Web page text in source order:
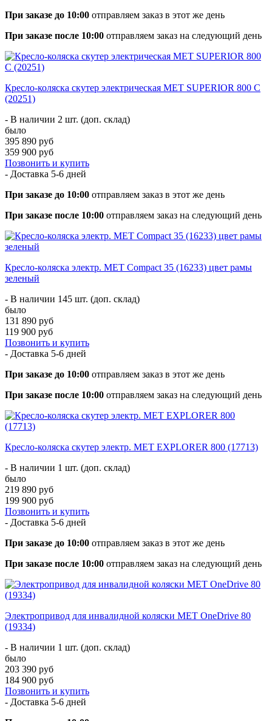
При заказе до 10:00 отправляем заказ в этот же день
При заказе после 10:00 отправляем заказ на следующий день
Кресло-коляска скутер электрическая MET SUPERIOR 800 C
(20251)
- В наличии 2 шт. (доп. склад)
было
395 890 руб
359 900 руб
Позвонить и купить
- Доставка 5-6 дней
При заказе до 10:00 отправляем заказ в этот же день
При заказе после 10:00 отправляем заказ на следующий день
Кресло-коляска электр. MET Compact 35 (16233) цвет рамы
зеленый
- В наличии 145 шт. (доп. склад)
было
131 890 руб
119 900 руб
Позвонить и купить
- Доставка 5-6 дней
При заказе до 10:00 отправляем заказ в этот же день
При заказе после 10:00 отправляем заказ на следующий день
Кресло-коляска скутер электр. MET EXPLORER 800 (17713)
- В наличии 1 шт. (доп. склад)
было
219 890 руб
199 900 руб
Позвонить и купить
- Доставка 5-6 дней
При заказе до 10:00 отправляем заказ в этот же день
При заказе после 10:00 отправляем заказ на следующий день
Электропривод для инвалидной коляски MET OneDrive 80
(19334)
- В наличии 1 шт. (доп. склад)
было
203 390 руб
184 900 руб
Позвонить и купить
- Доставка 5-6 дней